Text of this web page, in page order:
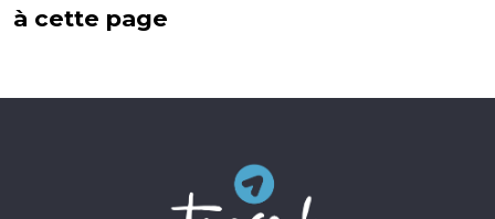
à cette page